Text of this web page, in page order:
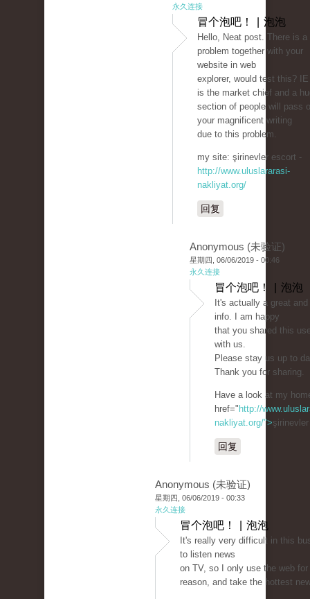
永久连接
冒个泡吧！ | 泡泡
Hello, Neat post. There is a
problem together with your
website in web
explorer, would test this?
is the market chief and a
section of people will pass
your magnificent writing
due to this problem.
my site: şirinevler escort -
http://www.uluslararasi-
nakliyat.org/
回复
Anonymous (未验证)
星期四, 06/06/2019 - 00:46
永久连接
冒个泡吧！ | 泡泡
It's actually a great
info. I am happy
that you shared this
with us.
Please stay us up to
Thank you for sharing.
Have a look at my
href=" http://
nakliyat.org/">
回复
Anonymous (未验证)
星期四, 06/06/2019 - 00:33
永久连接
冒个泡吧！ | 泡泡
It's really very difficult in this
to listen news
on TV, so I only use the web for
reason, and take the hottest